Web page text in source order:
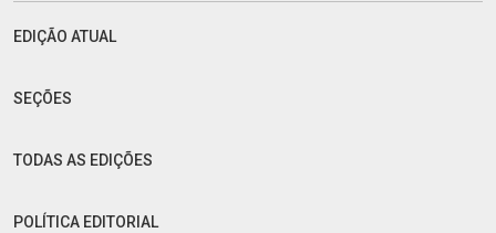
EDIÇÃO ATUAL
SEÇÕES
TODAS AS EDIÇÕES
POLÍTICA EDITORIAL